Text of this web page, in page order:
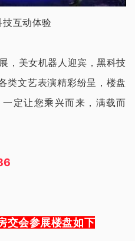
互动体验
，美女机器人迎宾，黑科技
类文艺表演精彩纷呈，楼盘
定让您乘兴而来，满载而
交会参展楼盘如下